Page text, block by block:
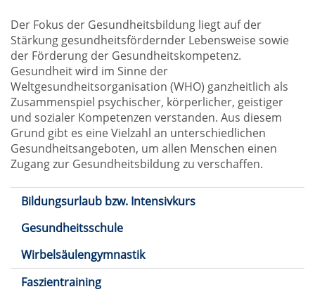
Der Fokus der Gesundheitsbildung liegt auf der
Stärkung gesundheitsfördernder Lebensweise sowie
der Förderung der Gesundheitskompetenz.
Gesundheit wird im Sinne der
Weltgesundheitsorganisation (WHO) ganzheitlich als
Zusammenspiel psychischer, körperlicher, geistiger
und sozialer Kompetenzen verstanden. Aus diesem
Grund gibt es eine Vielzahl an unterschiedlichen
Gesundheitsangeboten, um allen Menschen einen
Zugang zur Gesundheitsbildung zu verschaffen.
Bildungsurlaub bzw. Intensivkurs
Gesundheitsschule
Wirbelsäulengymnastik
Faszientraining